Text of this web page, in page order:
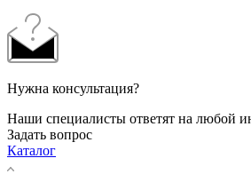
Нужна консультация?
Наши специалисты ответят на любой
Задать вопрос
Каталог